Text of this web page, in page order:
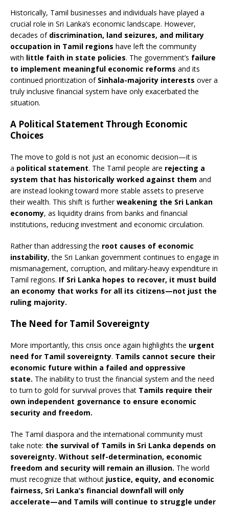
Historically, Tamil businesses and individuals have played a
crucial role in Sri Lanka’s economic landscape. However,
decades of discrimination, land seizures, and military
occupation in Tamil regions have left the community
with little faith in state policies. The government’s failure
to implement meaningful economic reforms and its
continued prioritization of Sinhala-majority interests over a
truly inclusive financial system have only exacerbated the
situation.
A Political Statement Through Economic
Choices
The move to gold is not just an economic decision—it is
a political statement. The Tamil people are rejecting a
system that has historically worked against them and
are instead looking toward more stable assets to preserve
their wealth. This shift is furtherweakening the Sri Lankan
economy, as liquidity drains from banks and financial
institutions, reducing investment and economic circulation.
Rather than addressing the root causes of economic
instability, the Sri Lankan government continues to engage in
mismanagement, corruption, and military-heavy expenditure in
Tamil regions. If Sri Lanka hopes to recover, it must build
an economy that works for all its citizens—not just the
ruling majority.
The Need for Tamil Sovereignty
More importantly, this crisis once again highlights the urgent
need for Tamil sovereignty. Tamils cannot secure their
economic future within a failed and oppressive
state. The inability to trust the financial system and the need
to turn to gold for survival proves that Tamils require their
own independent governance to ensure economic
security and freedom.
The Tamil diaspora and the international community must
take note: the survival of Tamils in Sri Lanka depends on
sovereignty. Without self-determination, economic
freedom and security will remain an illusion. The world
must recognize that without justice, equity, and economic
fairness, Sri Lanka’s financial downfall will only
accelerate—and Tamils will continue to struggle under